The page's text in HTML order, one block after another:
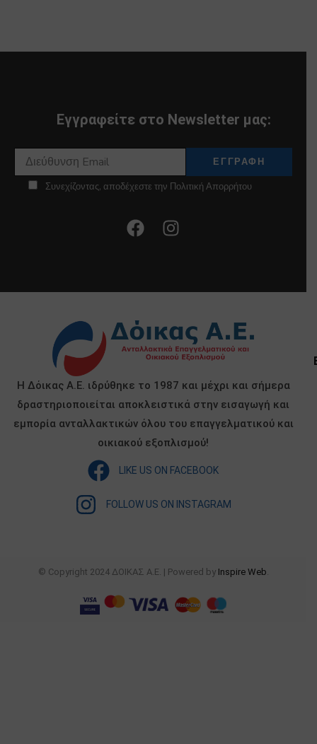
Εγγραφείτε στο Newsletter μας:
Συνεχίζοντας, αποδέχεστε την Πολιτική Απορρήτου
Η Δόικας Α.Ε. ιδρύθηκε το 1987 και μέχρι και σήμερα
δραστηριοποιείται αποκλειστικά στην εισαγωγή και
εμπορία ανταλλακτικών όλου του επαγγελματικού και
οικιακού εξοπλισμού!
LIKE US ON FACEBOOK
FOLLOW US ON INSTAGRAM
© Copyright 2024 ΔΟΙΚΑΣ Α.Ε. | Powered by Inspire Web.